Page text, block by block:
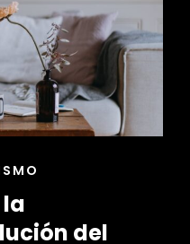
del